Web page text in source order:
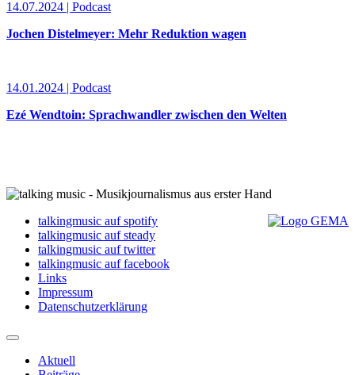
14.07.2024 | Podcast
Jochen Distelmeyer: Mehr Reduktion wagen
14.01.2024 | Podcast
Ezé Wendtoin: Sprachwandler zwischen den Welten
talkingmusic auf spotify
talkingmusic auf steady
talkingmusic auf twitter
talkingmusic auf facebook
Links
Impressum
Datenschutzerklärung
Aktuell